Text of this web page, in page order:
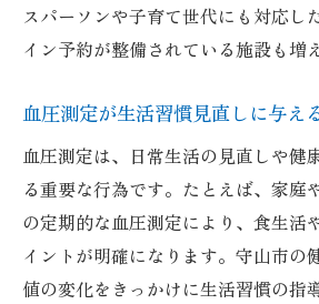
スパーソンや子育て世代にも対応し
イン予約が整備されている施設も増
血圧測定が生活習慣見直しに与え
血圧測定は、日常生活の見直しや健
る重要な行為です。たとえば、家庭
の定期的な血圧測定により、食生活
イントが明確になります。守山市の
値の変化をきっかけに生活習慣の指